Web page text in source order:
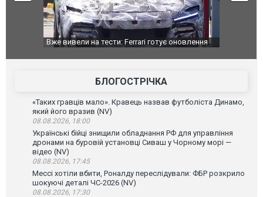
Вийшов трейлер нової екранізації легендарного
БЛОГОСТРІЧКА
«Таких гравців мало». Кравець назвав футболіста Динамо,
який його вразив (NV)
08.08.2026, 18:00
Українські бійці знищили обладнання РФ для управління
дронами на буровій установці Сиваш у Чорному морі —
відео (NV)
08.08.2026, 17:45
Мессі хотіли вбити, Роналду переслідували: ФБР розкрило
шокуючі деталі ЧС-2026 (NV)
08.08.2026, 17:30